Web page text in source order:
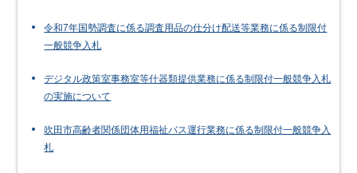
令和7年国勢調査に係る調査用品の仕分け配送等業務に係る制限付
一般競争入札
デジタル政策室事務室等什器類提供業務に係る制限付一般競争入札
の実施について
吹田市高齢者関係団体用福祉バス運行業務に係る制限付一般競争入
札